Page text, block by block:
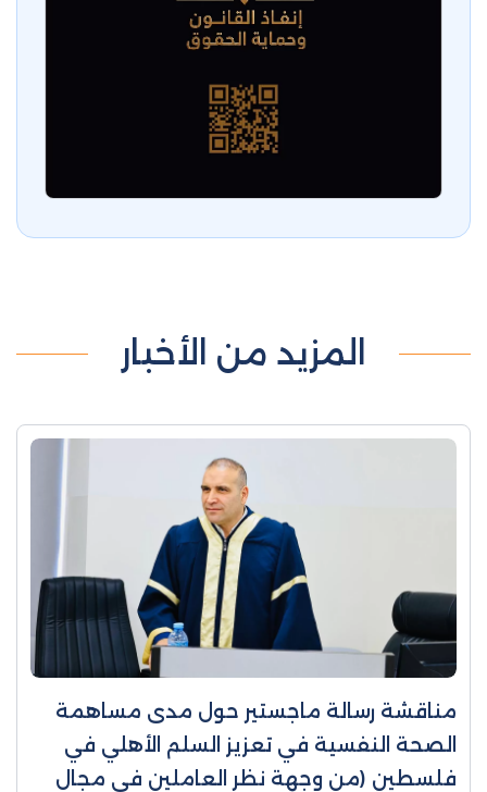
المزيد من الأخبار
مناقشة رسالة ماجستير حول مدى مساهمة
الصحة النفسية في تعزيز السلم الأهلي في
فلسطين (من وجهة نظر العاملين في مجال